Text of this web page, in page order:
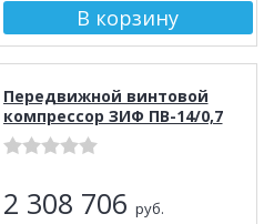
Передвижной винтовой
компрессор ЗИФ ПВ-14/0,7
2 308 706 руб.